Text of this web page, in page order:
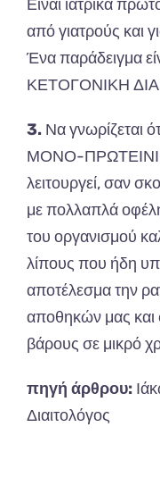
Είναι ιατρικά
από γιατρούς και
Ένα παράδειγμα
ΚΕΤΟΓΟΝΙΚΗ
3. Να γνωρίζεται
ΜΟΝΟ-
λειτουργεί, σαν
με πολλαπλά
του οργανισμού
λίπους που ήδη
αποτέλεσμα την
αποθηκών μας και
βάρους σε μικρό
πηγή άρθρου:
Διαιτολόγος